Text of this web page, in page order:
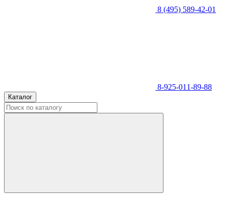
8 (495) 589-42-01
8-925-011-89-88
Каталог